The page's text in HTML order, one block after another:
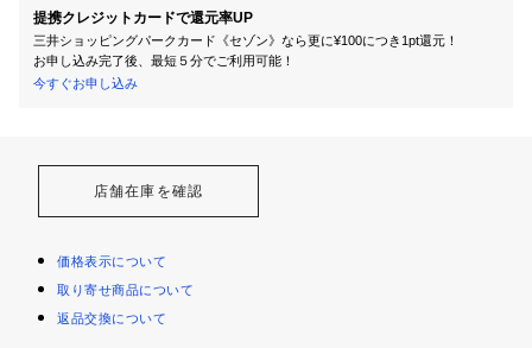
提携クレジットカードで還元率UP
三井ショッピングパークカード《セゾン》なら更に¥100につき1pt還元！
お申し込み完了後、最短５分でご利用可能！
今すぐお申し込み
店舗在庫を確認
価格表示について
取り寄せ商品について
返品交換について